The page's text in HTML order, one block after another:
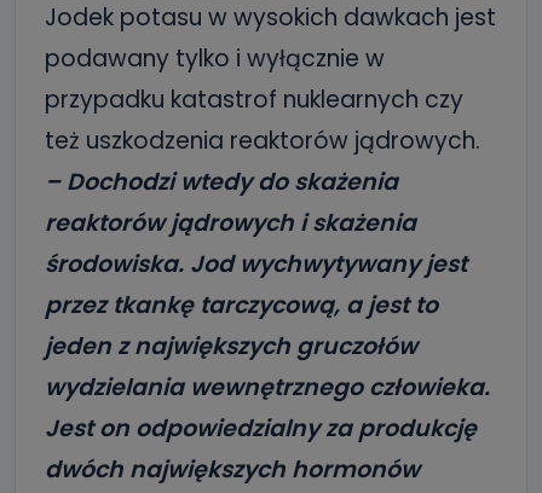
Jodek potasu w wysokich dawkach jest
podawany tylko i wyłącznie w
przypadku katastrof nuklearnych czy
też uszkodzenia reaktorów jądrowych.
– Dochodzi wtedy do skażenia
reaktorów jądrowych i skażenia
środowiska. Jod wychwytywany jest
przez tkankę tarczycową, a jest to
jeden z największych gruczołów
wydzielania wewnętrznego człowieka.
Jest on odpowiedzialny za produkcję
dwóch największych hormonów